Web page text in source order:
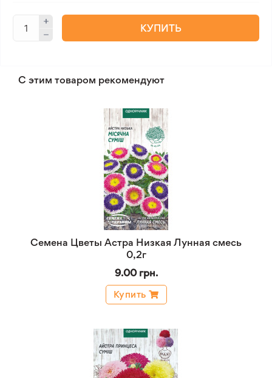
КУПИТЬ
С этим товаром рекомендуют
Семена Цветы Астра Низкая Лунная смесь
0,2г
9.00 грн.
Купить